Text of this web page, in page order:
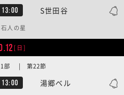
13:00 S世田谷
石人の星
[日]
13:00 湯郷ベル
1部 | 第22節